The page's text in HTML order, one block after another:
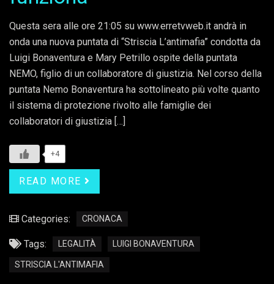
Questa sera alle ore 21:05 su www.erretvweb.it andrà in
onda una nuova puntata di “Striscia L’antimafia” condotta da
Luigi Bonaventura e Mary Petrillo ospite della puntata
NEMO, figlio di un collaboratore di giustizia. Nel corso della
puntata Nemo Bonaventura ha sottolineato più volte quanto
il sistema di protezione rivolto alle famiglie dei
collaboratori di giustizia […]
+4
READ MORE
Categories: CRONACA
Tags: LEGALITÀ LUIGI BONAVENTURA
STRISCIA L'ANTIMAFIA